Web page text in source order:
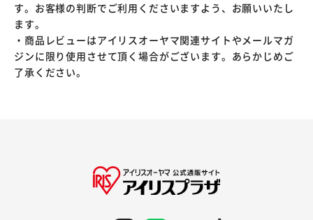
す。お客様の判断でご利用くださいますよう、お願いいたし
ます。
・商品レビューはアイリスオーヤマ関連サイトやメールマガ
ジンに限り使用させて頂く場合がございます。あらかじめご
了承ください。